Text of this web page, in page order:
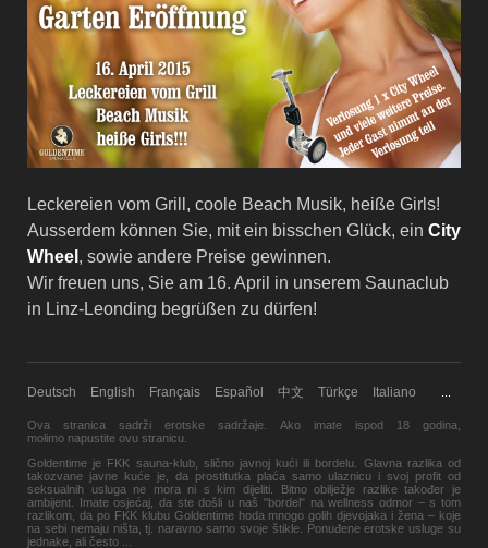
Leckereien vom Grill, coole Beach Musik, heiße Girls!
Ausserdem können Sie, mit ein bisschen Glück, ein City
Wheel , sowie andere Preise gewinnen.
Wir freuen uns, Sie am 16. April in unserem Saunaclub
in Linz-Leonding begrüßen zu dürfen!
Deutsch English Français Español 中文 Türkçe Italiano
Ova stranica sadrži erotske sadržaje. Ako imate ispod 18 godina,
molimo napustite ovu stranicu.
Goldentime je FKK sauna-klub, slično javnoj kući ili bordelu. Glavna razlika od
takozvane javne kuće je, da prostitutka plaća samo ulaznicu i svoj profit od
seksualnih usluga ne mora ni s kim dijeliti. Bitno obilježje razlike također je
ambijent. Imate osjećaj, da ste došli u naš "bordel" na wellness odmor – s tom
razlikom, da po FKK klubu Goldentime hoda mnogo golih djevojaka i žena – koje
na sebi nemaju ništa, tj. naravno samo svoje štikle. Ponuđene erotske usluge su
jednake, ali često